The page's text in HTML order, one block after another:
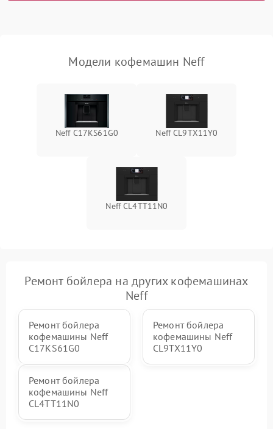
Модели кофемашин Neff
Neff C17KS61G0 Neff CL9TX11Y0
Neff CL4TT11N0
Ремонт бойлера на других кофемашинах
Neff
Ремонт бойлера
кофемашины Neff
C17KS61G0
Ремонт бойлера
кофемашины Neff
CL9TX11Y0
Ремонт бойлера
кофемашины Neff
CL4TT11N0